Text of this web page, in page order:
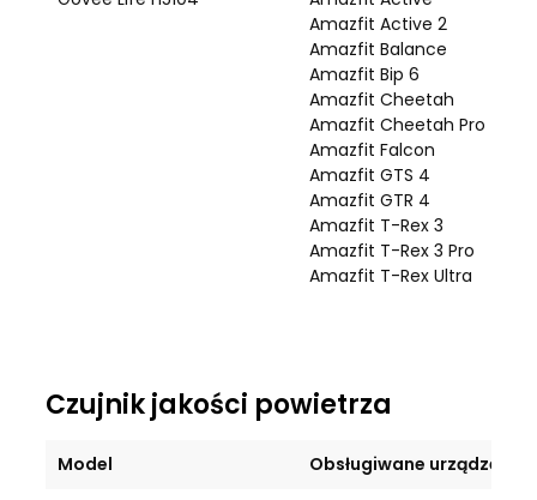
Amazfit Active 2
Amazfit Balance
Amazfit Bip 6
Amazfit Cheetah
Amazfit Cheetah Pro
Amazfit Falcon
Amazfit GTS 4
Amazfit GTR 4
Amazfit T-Rex 3
Amazfit T-Rex 3 Pro
Amazfit T-Rex Ultra
Czujnik jakości powietrza
Model Obsługiwane urządzenie